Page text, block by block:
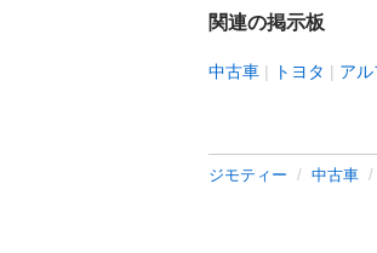
関連の掲示板
中古車 トヨタ アル
ジモティー 中古車